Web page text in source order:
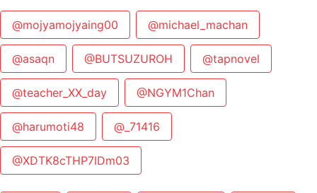
@mojyamojyaing00 @michael_machan
@asaqn @BUTSUZUROH @tapnovel
@teacher_XX_day @NGYM1Chan
@harumoti48 @_71416
@XDTK8cTHP7IDm03